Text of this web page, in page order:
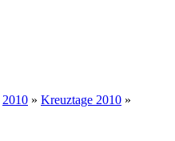
2010 » Kreuztage 2010 »